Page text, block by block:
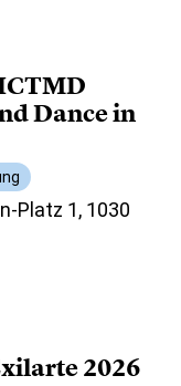
Dance in
Platz 1, 1030
2026